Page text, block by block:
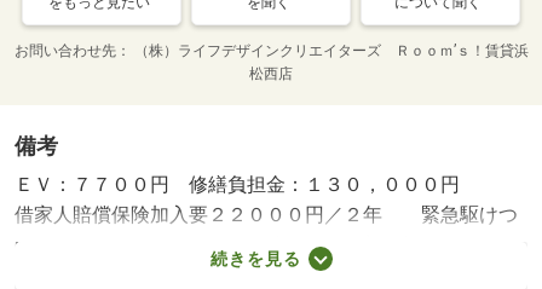
お問い合わせ先
（株）ライフデザインクリエイターズ Ｒｏｏｍ’ｓ！賃貸浜
松西店
備考
ＥＶ：７７００円 修繕負担金：１３０，０００円
借家人賠償保険加入要２２０００円／２年 緊急駆けつ
けサポート１１００円／月・静岡県のお部屋探しはルーム
ズ賃貸へ！・バイク置場：なし・駐輪場：有/定額補修
続きを見る